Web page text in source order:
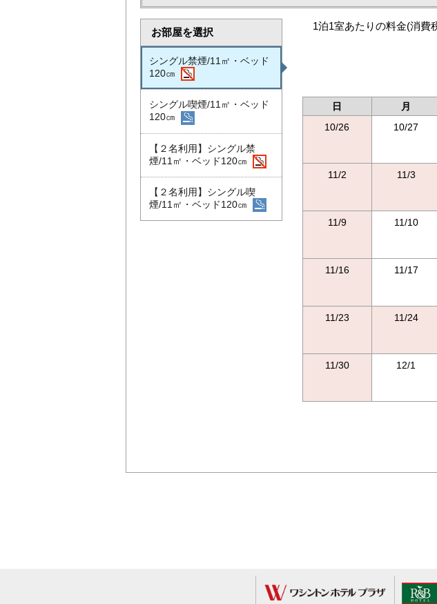
お部屋を選択
シングル禁煙/11㎡・ベッド
120㎝
シングル喫煙/11㎡・ベッド
120㎝
【２名利用】シングル禁
煙/11㎡・ベッド120㎝
【２名利用】シングル喫
煙/11㎡・ベッド120㎝
1泊1室あたりの料金(消費
日 月
10/26
10/27
11/2 11/3
11/9 11/10
11/16 11/17
11/23 11/24
11/30 12/1